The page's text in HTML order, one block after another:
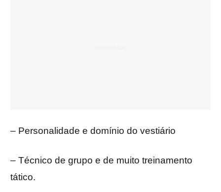
– Personalidade e domínio do vestiário
– Técnico de grupo e de muito treinamento
tático.